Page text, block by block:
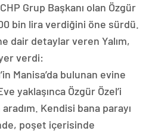
Grup Başkanı olan Özgür
bin lira verdiğini öne sürdü.
dair detaylar veren Yalım,
verdi:
Manisa’da bulunan evine
yaklaşınca Özgür Özel’i
Kendisi bana parayı
poşet içerisinde